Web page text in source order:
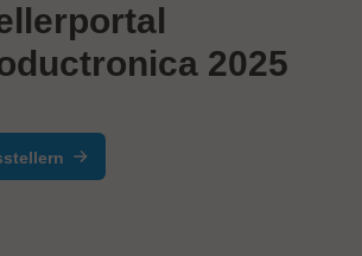
2025